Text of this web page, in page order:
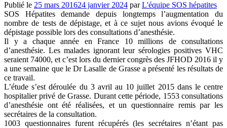
Publié le 25 mars 201624 janvier 2024 parL'équipe SOS hépatites
SOS Hépatites demande depuis longtemps l’augmentation du
nombre de tests de dépistage, et à ce sujet nous avions évoqué le
dépistage possible lors des consultations d’anesthésie.
Il y a chaque année en France 10 millions de consultations
d’anesthésie. Les malades ignorant leur sérologies positives VHC
seraient 74000, et c’est lors du dernier congrès des JFHOD 2016 il y
a une semaine que le Dr Lasalle de Grasse a présenté les résultats de
ce travail.
L’étude s’est déroulée du 3 avril au 10 juillet 2015 dans le centre
hospitalier privé de Grasse. Durant cette période, 1553 consultations
d’anesthésie ont été réalisées, et un questionnaire remis par les
secrétaires de la consultation.
1003 questionnaires furent récupérés (les secrétaires n’étant pas